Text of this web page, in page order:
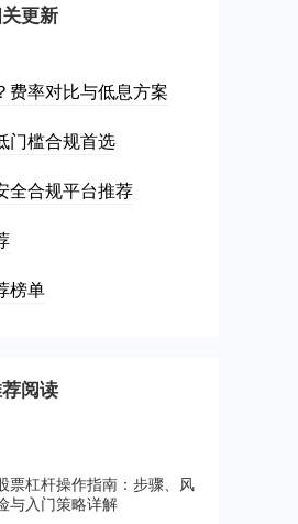
更新
费率对比与低息方案
门槛合规首选
全合规平台推荐
榜单
阅读
票杠杆操作指南：步骤、风
与入门策略详解